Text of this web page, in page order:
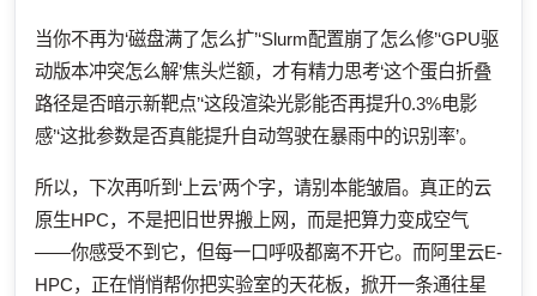
当你不再为‘磁盘满了怎么扩’‘Slurm配置崩了怎么修’‘GPU驱
动版本冲突怎么解’焦头烂额，才有精力思考‘这个蛋白折叠
路径是否暗示新靶点’‘这段渲染光影能否再提升0.3%电影
感’‘这批参数是否真能提升自动驾驶在暴雨中的识别率’。
所以，下次再听到‘上云’两个字，请别本能皱眉。真正的云
原生HPC，不是把旧世界搬上网，而是把算力变成空气
——你感受不到它，但每一口呼吸都离不开它。而阿里云E-
HPC，正在悄悄帮你把实验室的天花板，掀开一条通往星